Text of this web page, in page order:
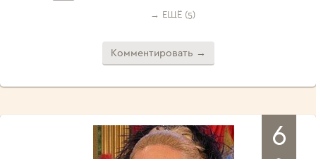
→ ЕЩЁ (5)
Комментировать →
6